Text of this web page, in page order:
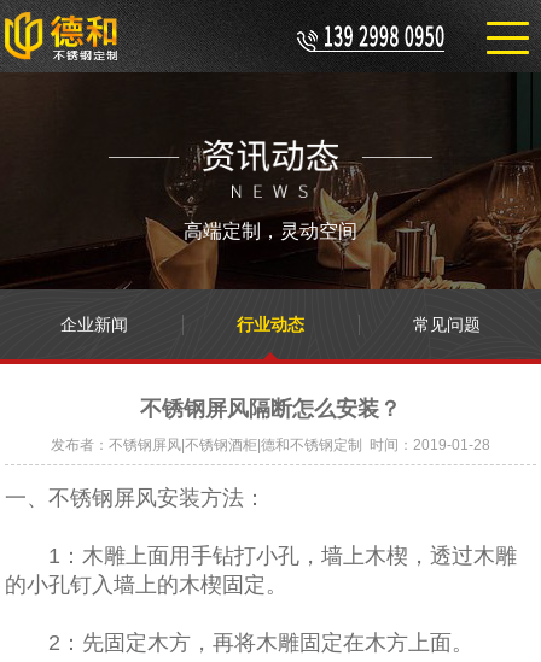
高端定制，灵动空间
企业新闻 行业动态 常见问题
不锈钢屏风隔断怎么安装？
发布者：不锈钢屏风|不锈钢酒柜|德和不锈钢定制 时间：2019-01-28
一、不锈钢屏风安装方法：
1：木雕上面用手钻打小孔，墙上木楔，透过木雕
的小孔钉入墙上的木楔固定。
2：先固定木方，再将木雕固定在木方上面。